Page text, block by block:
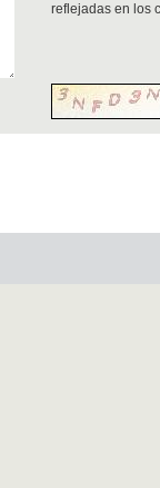
reflejadas en los